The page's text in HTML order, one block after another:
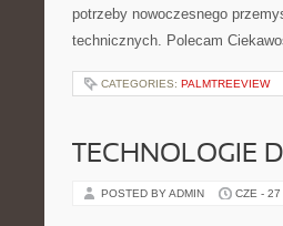
potrzeby nowoczesnego
technicznych. Polecam
CATEGORIES: PALMTREEVIEW
TECHNOLOGIE
POSTED BY ADMIN CZE -